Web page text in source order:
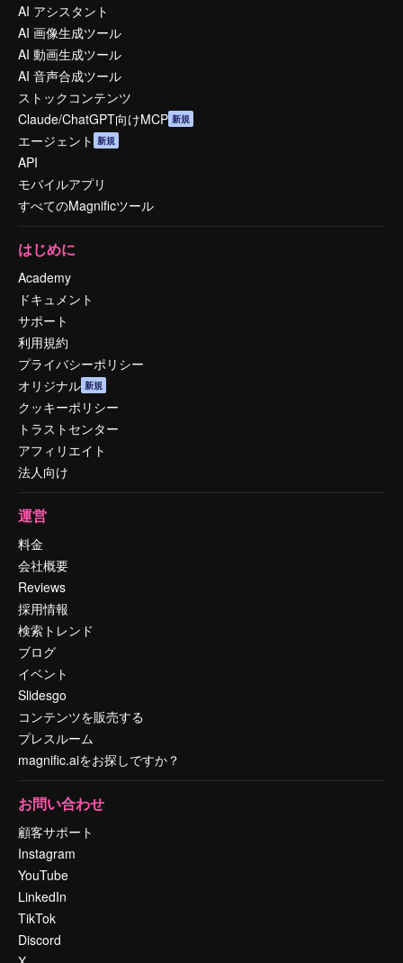
AI アシスタント
AI 画像生成ツール
AI 動画生成ツール
AI 音声合成ツール
ストックコンテンツ
Claude/ChatGPT向けMCP 新規
エージェント 新規
API
モバイルアプリ
すべてのMagnificツール
はじめに
Academy
ドキュメント
サポート
利用規約
プライバシーポリシー
オリジナル 新規
クッキーポリシー
トラストセンター
アフィリエイト
法人向け
運営
料金
会社概要
Reviews
採用情報
検索トレンド
ブログ
イベント
Slidesgo
コンテンツを販売する
プレスルーム
magnific.aiをお探しですか？
お問い合わせ
顧客サポート
Instagram
YouTube
LinkedIn
TikTok
Discord